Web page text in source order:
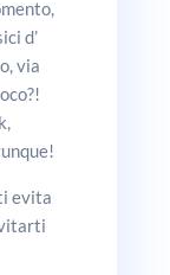
d’
via
evita